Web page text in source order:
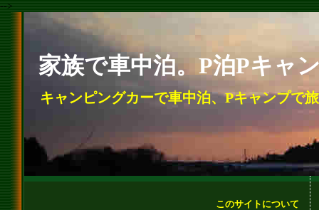
-->
家族で車中泊。P泊Pキャ
キャンピングカーで車中泊、Pキャンプで
このサイトについて